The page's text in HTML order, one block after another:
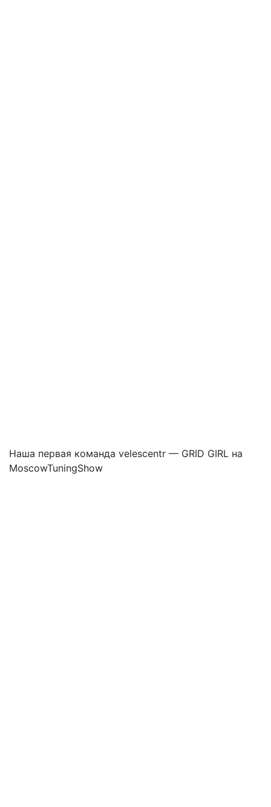
Наша первая команда velescentr — GRID GIRL на
MoscowTuningShow